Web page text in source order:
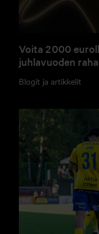
Voita 2 000
juhlavuoden
Blogit ja artikkelit